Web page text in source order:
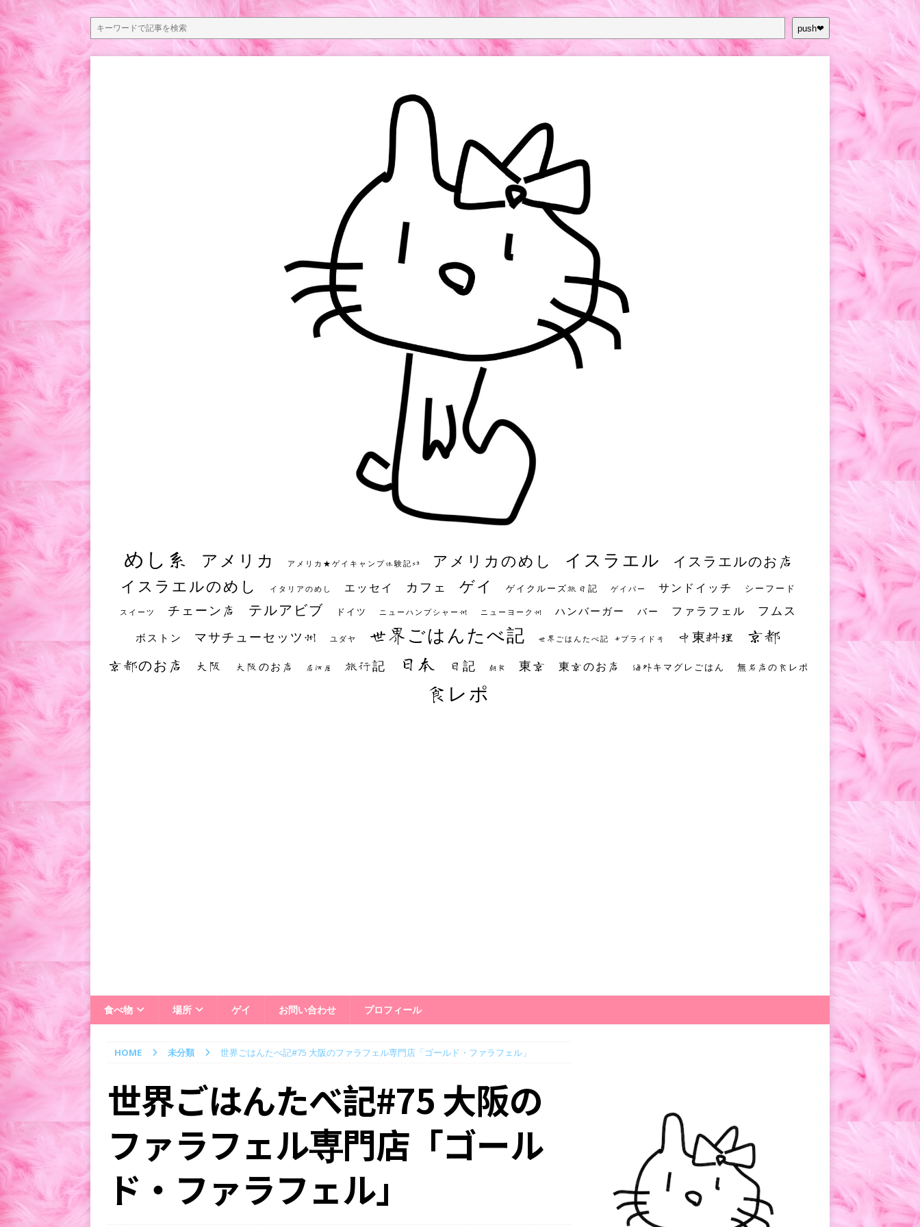
push❤︎
めし系 アメリカ アメリカ★ゲイキャンプ体験記S3 アメリカのめし イスラエル イスラエルのお店
イスラエルのめし イタリアのめし エッセイ カフェ ゲイ ゲイクルーズ旅日記 ゲイバー サンドイッチ シーフード
スイーツ チェーン店 テルアビブ ドイツ ニューハンプシャー州 ニューヨーク州 ハンバーガー バー ファラフェル フムス
ボストン マサチューセッツ州 ユダヤ 世界ごはんたべ記 世界ごはんたべ記 #プライド号 中東料理 京都
京都のお店 大阪 大阪のお店 居酒屋 旅行記 日本 日記 朝食 東京 東京のお店 海外キマグレごはん 無名店の食レポ
食レポ
食べ物 場所 ゲイ お問い合わせ プロフィール
HOME 未分類 世界ごはんたべ記#75 大阪のファラフェル専門店「ゴールド・ファラフェル」
世界ごはんたべ記#75 大阪の
ファラフェル専門店「ゴール
ド・ファラフェル」